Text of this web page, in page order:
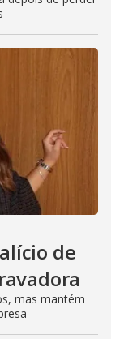
de
mas mantém